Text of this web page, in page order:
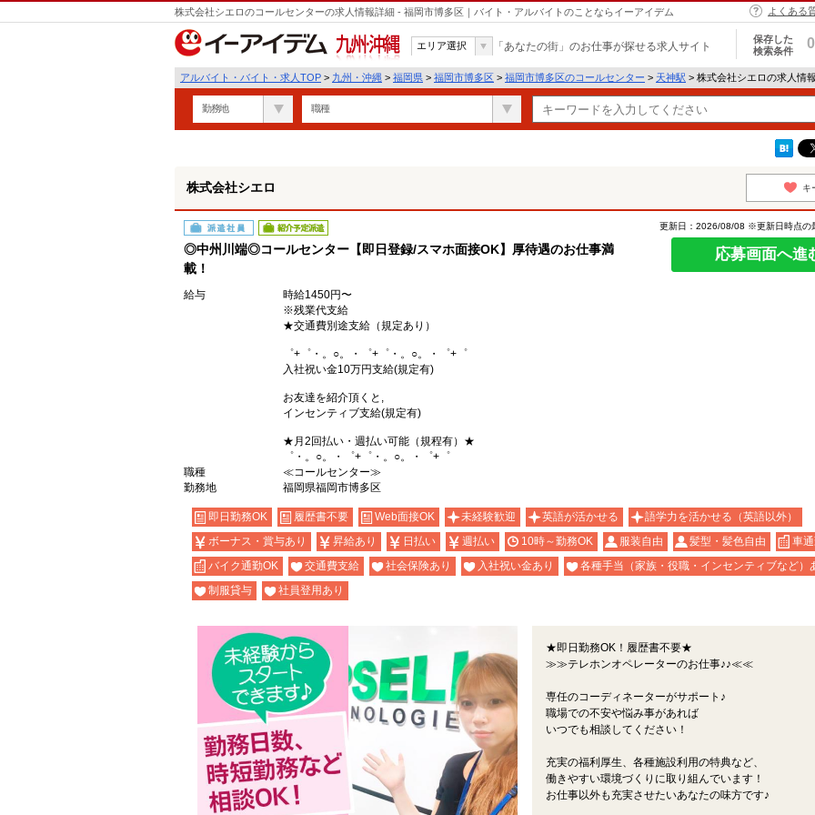
株式会社シエロのコールセンターの求人情報詳細 - 福岡市博多区｜バイト・アルバイトのことならイーアイデム よくある
九州・沖縄
エリア選択 「あなたの街」のお仕事が探せる求人サイト
保存した
検索条件
0
アルバイト・バイト・求人TOP > 九州・沖縄 > 福岡県 > 福岡市博多区 > 福岡市博多区のコールセンター > 天神駅 > 株式会社シエロの求人情
勤務地 職種
遣
株式会社シエロ キ
派遣社員 紹介予定派遣
◎中州川端◎コールセンター【即日登録/スマホ面接OK】厚待遇のお仕事満
載！
更新日：2026/08/08 ※更新日時点の
応募画面へ進
給与
時給1450円〜
※残業代支給
★交通費別途支給（規定あり）
゜+゜・。○。・゜+゜・。○。・゜+゜
入社祝い金10万円支給(規定有)
お友達を紹介頂くと,
インセンティブ支給(規定有)
★月2回払い・週払い可能（規程有）★
゜・。○。・゜+゜・。○。・゜+゜
職種
≪コールセンター≫
勤務地
福岡県福岡市博多区
即日勤務OK 履歴書不要 Web面接OK 未経験歓迎 英語が活かせる
語学力を活かせる（英語以外）
ボーナス・賞与あり
昇給あり 日払い 週払い 10時～勤務OK 服装自由 髪型・髪色自由
車
バイク通勤OK
交通費支給 社会保険あり 入社祝い金あり
各種手当（家族・役職・インセンティブなど）
制服貸与
社員登用あり
★即日勤務OK！履歴書不要★
≫≫テレホンオペレーターのお仕事♪♪≪≪
専任のコーディネーターがサポート♪
職場での不安や悩み事があれば
いつでも相談してください！
充実の福利厚生、各種施設利用の特典など、
働きやすい環境づくりに取り組んでいます！
お仕事以外も充実させたいあなたの味方です♪